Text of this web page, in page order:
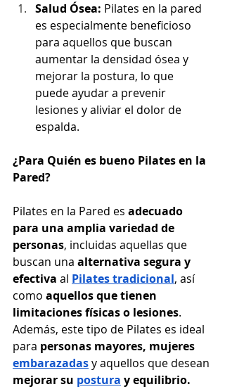
Salud Ósea: Pilates en la pared
es especialmente beneficioso
para aquellos que buscan
aumentar la densidad ósea y
mejorar la postura, lo que
puede ayudar a prevenir
lesiones y aliviar el dolor de
espalda.
¿Para Quién es bueno Pilates en la
Pared?
Pilates en la Pared es adecuado
para una amplia variedad de
personas, incluidas aquellas que
buscan una alternativa segura y
efectiva al Pilates tradicional, así
como aquellos que tienen
limitaciones físicas o lesiones.
Además, este tipo de Pilates es ideal
para personas mayores, mujeres
embarazadas y aquellos que desean
mejorar su postura y equilibrio.